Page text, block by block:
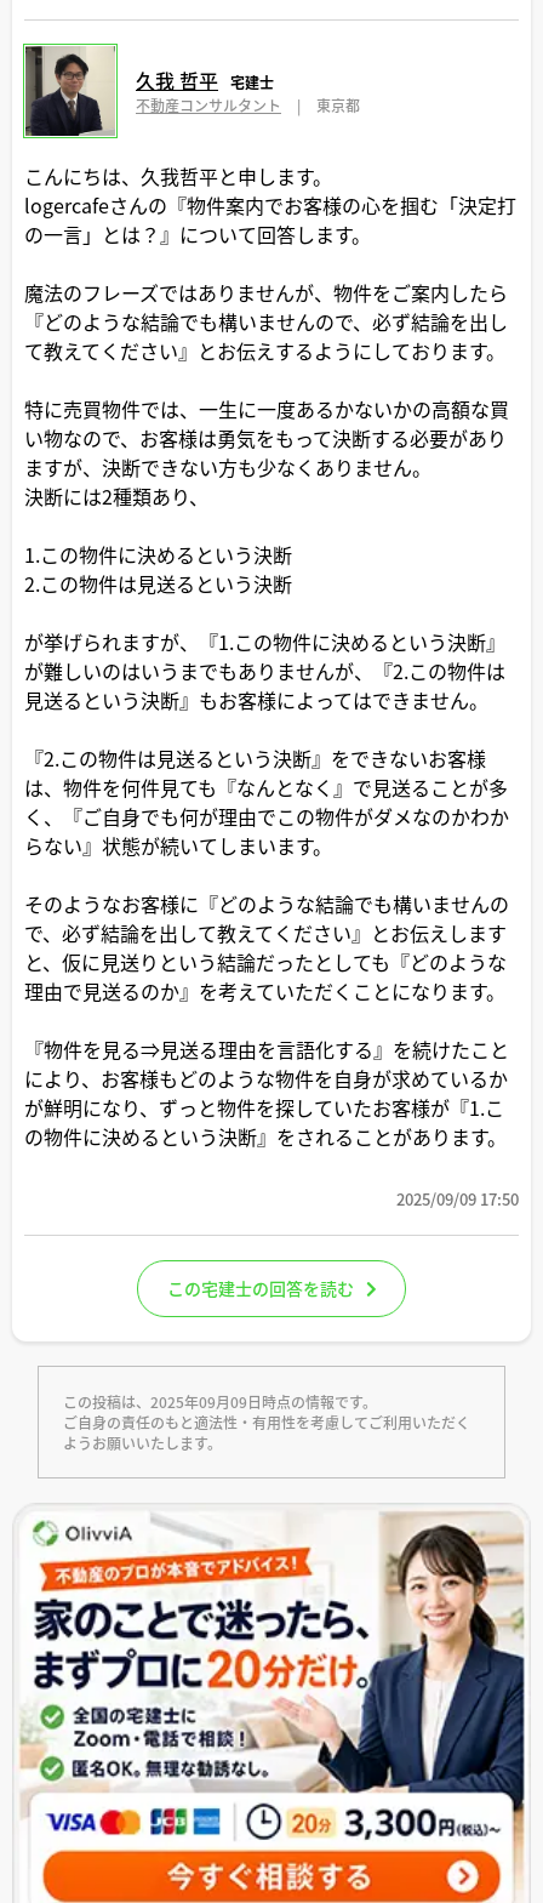
久我 哲平 宅建士
不動産コンサルタント
| 東京都
こんにちは、久我哲平と申します。
logercafeさんの『物件案内でお客様の心を掴む「決定打
の一言」とは？』について回答します。
魔法のフレーズではありませんが、物件をご案内したら
『どのような結論でも構いませんので、必ず結論を出し
て教えてください』とお伝えするようにしております。
特に売買物件では、一生に一度あるかないかの高額な買
い物なので、お客様は勇気をもって決断する必要があり
ますが、決断できない方も少なくありません。
決断には2種類あり、
1.この物件に決めるという決断
2.この物件は見送るという決断
が挙げられますが、『1.この物件に決めるという決断』
が難しいのはいうまでもありませんが、『2.この物件は
見送るという決断』もお客様によってはできません。
『2.この物件は見送るという決断』をできないお客様
は、物件を何件見ても『なんとなく』で見送ることが多
く、『ご自身でも何が理由でこの物件がダメなのかわか
らない』状態が続いてしまいます。
そのようなお客様に『どのような結論でも構いませんの
で、必ず結論を出して教えてください』とお伝えします
と、仮に見送りという結論だったとしても『どのような
理由で見送るのか』を考えていただくことになります。
『物件を見る⇒見送る理由を言語化する』を続けたこと
により、お客様もどのような物件を自身が求めているか
が鮮明になり、ずっと物件を探していたお客様が『1.こ
の物件に決めるという決断』をされることがあります。
2025/09/09 17:50
この宅建士の回答を読む
この投稿は、2025年09月09日時点の情報です。
ご自身の責任のもと適法性・有用性を考慮してご利用いただく
ようお願いいたします。